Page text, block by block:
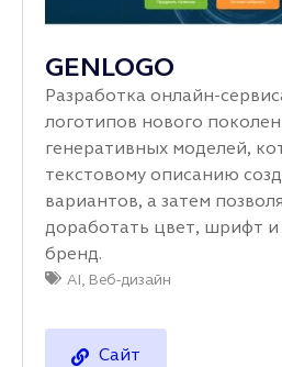
GENLOGO
Разработка
логотипов нового
генеративных моделей,
текстовому описанию
вариантов, а затем
доработать цвет, шрифт
бренд.
AI, Веб-дизайн
Сайт